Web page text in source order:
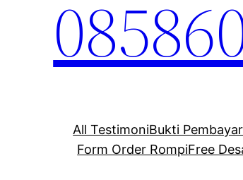
All TestimoniBukti
Form Order RompiFree